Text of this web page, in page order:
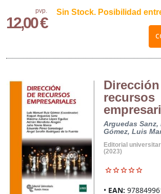
pvp.
12,00 €
Sin Stock. Posibilidad
recursos
Arguedas Sanz,
Gómez, Luis
Editorial
(2023)
EAN: